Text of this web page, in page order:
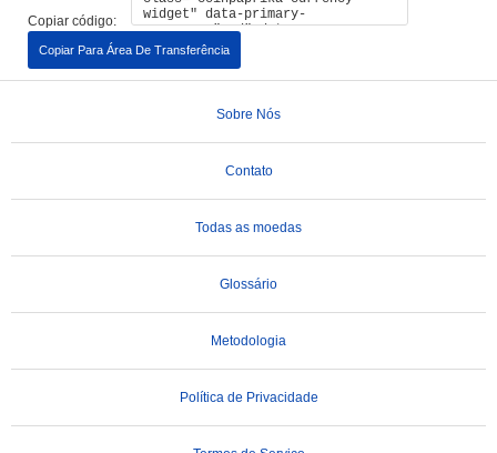
Copiar código:
Copiar Para Área De Transferência
Sobre Nós
Contato
Todas as moedas
Glossário
Metodologia
Política de Privacidade